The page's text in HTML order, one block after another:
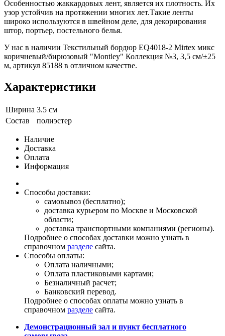
Особенностью жаккардовых лент, является их плотность. Их
узор устойчив на протяжении многих лет.Такие ленты
широко используются в швейном деле, для декорирования
штор, портьер, постельного белья.
У нас в наличии Текстильный бордюр EQ4018-2 Mirtex микс
коричневый/бирюзовый "Montley" Коллекция №3, 3,5 см/±25
м, артикул 85188 в отличном качестве.
Характеристики
Ширина 3.5 см
Состав
полиэстер
Наличие
Доставка
Оплата
Информация
Способы доставки:
самовывоз (бесплатно);
доставка курьером по Москве и Московской
области;
доставка транспортными компаниями (регионы).
Подробнее о способах доставки можно узнать в
справочном разделе сайта.
Способы оплаты:
Оплата наличными;
Оплата пластиковыми картами;
Безналичный расчет;
Банковский перевод.
Подробнее о способах оплаты можно узнать в
справочном разделе сайта.
Демонстрационный зал и пункт бесплатного